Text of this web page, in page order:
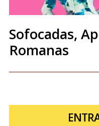
Sofocadas,
Romanas